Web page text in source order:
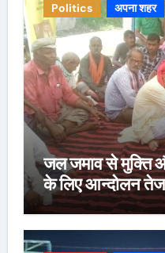
Politics अपना शहर
जल जमाव से मुक्ति
के लिए आन्दोलन तेज